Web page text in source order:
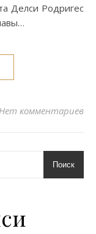
Делси Родригес
Нет комментариев
Поиск